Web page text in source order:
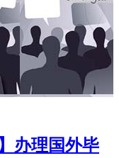
办理国外毕